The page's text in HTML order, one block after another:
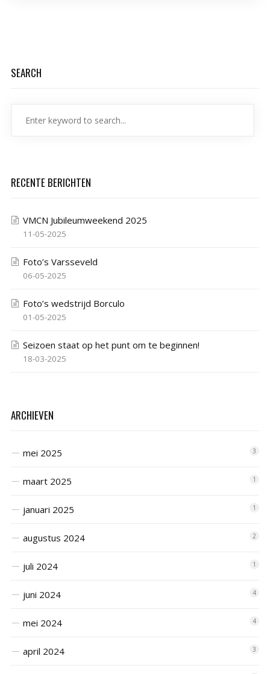
SEARCH
RECENTE BERICHTEN
VMCN Jubileumweekend 2025
11-05-2025
Foto’s Varsseveld
06-05-2025
Foto’s wedstrijd Borculo
01-05-2025
Seizoen staat op het punt om te beginnen!
18-03-2025
ARCHIEVEN
mei 2025 3
maart 2025 1
januari 2025 1
augustus 2024 2
juli 2024 1
juni 2024 4
mei 2024 4
april 2024 3